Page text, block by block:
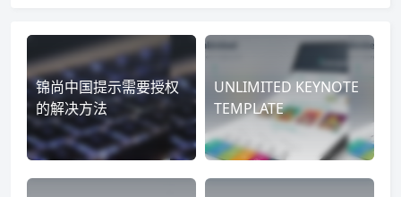
锦尚中国提示需要授权
的解决方法
UNLIMITED KEYNOTE
TEMPLATE